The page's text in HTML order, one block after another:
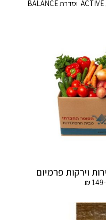
וירקות פרמיום